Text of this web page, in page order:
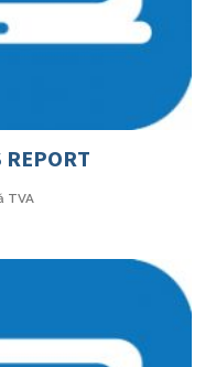
REPORT
TVA